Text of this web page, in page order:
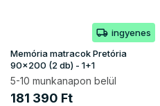
ingyenes
Memória matracok Pretória
90x200 (2 db) - 1+1
5-10 munkanapon belül
181 390 Ft